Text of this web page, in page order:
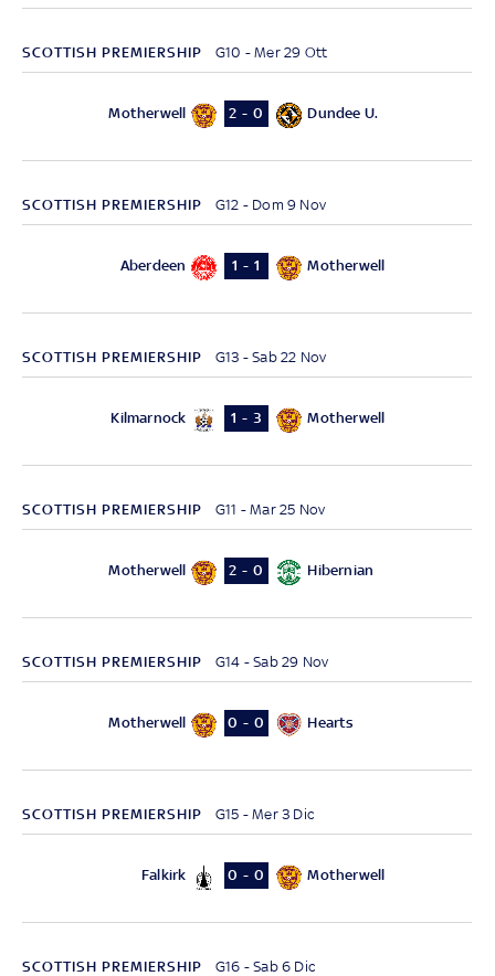
SCOTTISH PREMIERSHIP G10 - Mer 29 Ott
Motherwell 2 - 0 Dundee U.
SCOTTISH PREMIERSHIP G12 - Dom 9 Nov
Aberdeen 1 - 1 Motherwell
SCOTTISH PREMIERSHIP G13 - Sab 22 Nov
Kilmarnock 1 - 3 Motherwell
SCOTTISH PREMIERSHIP G11 - Mar 25 Nov
Motherwell 2 - 0 Hibernian
SCOTTISH PREMIERSHIP G14 - Sab 29 Nov
Motherwell 0 - 0 Hearts
SCOTTISH PREMIERSHIP G15 - Mer 3 Dic
Falkirk 0 - 0 Motherwell
SCOTTISH PREMIERSHIP G16 - Sab 6 Dic